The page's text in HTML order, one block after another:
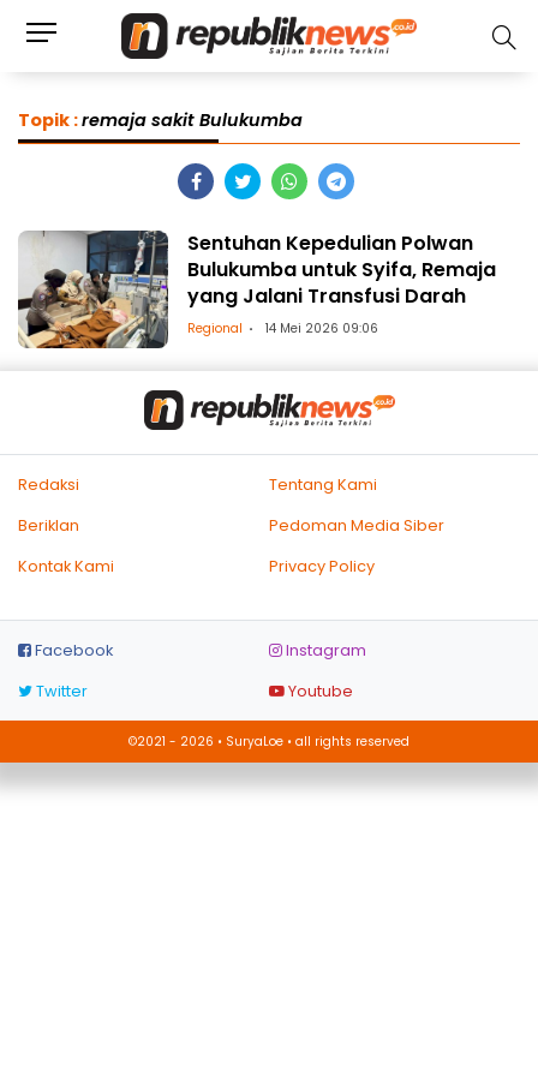
Topik :remaja sakit Bulukumba
Sentuhan Kepedulian Polwan
Bulukumba untuk Syifa, Remaja
yang Jalani Transfusi Darah
Regional 14 Mei 2026 09:06
Redaksi
Tentang Kami
Beriklan
Pedoman Media Siber
Kontak Kami
Privacy Policy
Facebook
Instagram
Twitter
Youtube
©2021 - 2026 • SuryaLoe • all rights reserved